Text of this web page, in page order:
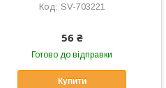
0104), Витратні матеріали,
SV-703221
56 ₴
Готово до відправки
Купити